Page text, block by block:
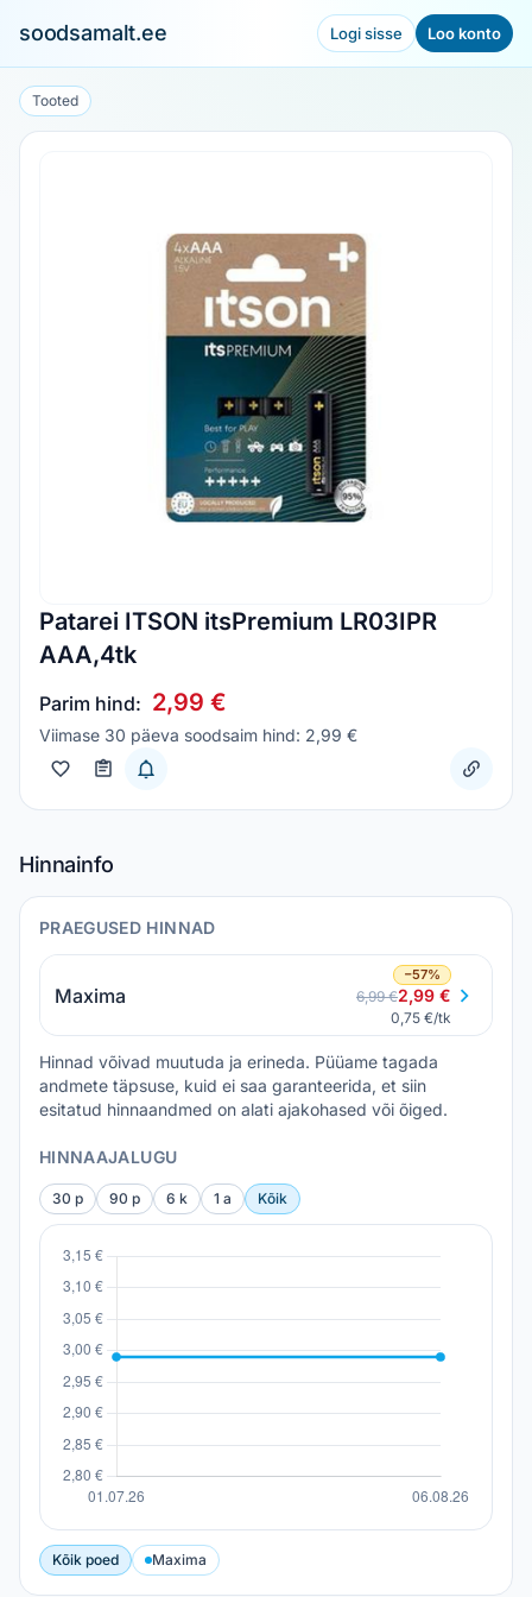
soodsamalt.ee Logi sisse Loo konto
Tooted
Patarei ITSON itsPremium LR03IPR
AAA,4tk
Parim hind: 2,99 €
Viimase 30 päeva soodsaim hind: 2,99 €
Hinnainfo
PRAEGUSED HINNAD
Maxima
−57%
6,99 €2,99 €
0,75 €/tk
Hinnad võivad muutuda ja erineda. Püüame tagada
andmete täpsuse, kuid ei saa garanteerida, et siin
esitatud hinnaandmed on alati ajakohased või õiged.
HINNAAJALUGU
30 p 90 p 6 k 1 a Kõik
Kõik poed Maxima